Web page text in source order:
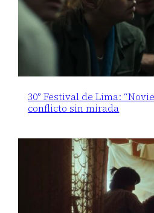
30° Festival de Lima:
conflicto sin mirada